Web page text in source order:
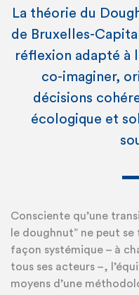
La théorie du
de Bruxelles-
réflexion adapté à
co-imaginer,
décisions
écologique et
Consciente qu’une
le doughnut” ne peut
façon systémique – à
tous ses acteurs –,
moyens d’une